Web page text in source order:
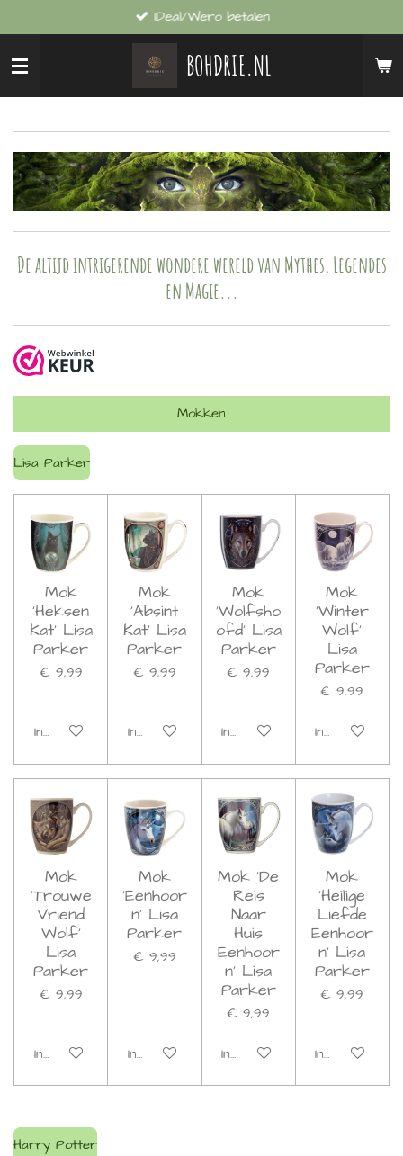
direct
naar
de
hoofdinhoud
BOHDRIE.NL
IDeal/Wero betalen
De altijd intrigerende wondere wereld van Mythes, Legendes
en Magie...
Mokken
Lisa Parker
Mok
'Heksen
Kat' Lisa
Parker
€ 9,99
In winkelwagen
Mok
'Absint
Kat' Lisa
Parker
€ 9,99
In winkelwagen
Mok
'Wolfsho
ofd' Lisa
Parker
€ 9,99
In winkelwagen
Mok
'Winter
Wolf'
Lisa
Parker
€ 9,99
In
Mok
'Trouwe
Vriend
Wolf'
Lisa
Parker
€ 9,99
In winkelwagen
Mok
'Eenhoor
n' Lisa
Parker
€ 9,99
In winkelwagen
Mok 'De
Reis
Naar
Huis
Eenhoor
n' Lisa
Parker
€ 9,99
In winkelwagen
Mok
'Heilige
Liefde
Eenhoor
n' Lisa
Parker
€ 9,99
In
Harry Potter